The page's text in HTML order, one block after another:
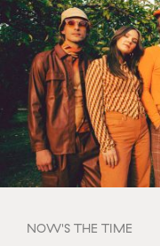
NOW'S THE TIME